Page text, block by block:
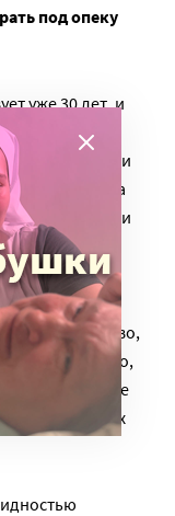
под опеку
уже 30 лет, и
начале, уже
людьми. Они
возьмет на
сами родители
Анна
сообщество,
и, возможно,
точно такая же
сегодняшних